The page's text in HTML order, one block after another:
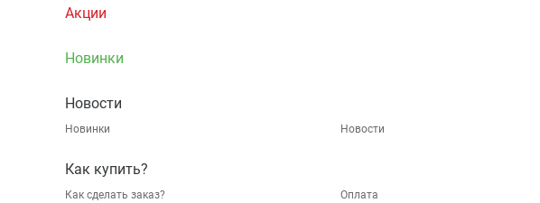
Акции
Новинки
Новости
Новинки Новости
Как купить?
Как сделать заказ?
Оплата